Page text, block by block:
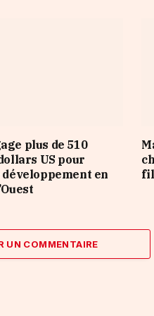
plus de 510
US pour
en
UN COMMENTAIRE